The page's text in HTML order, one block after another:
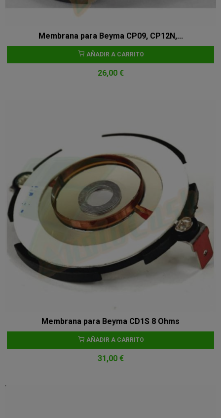
Membrana para Beyma CP09, CP12N,...
AÑADIR A CARRITO
26,00 €
Membrana para Beyma CD1S 8 Ohms
AÑADIR A CARRITO
31,00 €